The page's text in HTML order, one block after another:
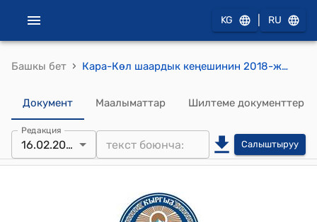
KG RU
Башкы бет › Кара-Көл шаардык кеңешинин 2018-жылдын 16-февралындагы № 71/14-7 «Кара-Көл шаардык кеңешинин 18.01.2018-жылдагы № 62/13-7 токтому менен бекитилген Кара-Көл шаардык кеңешинин 2018 -жылга карата иш планына өзгөртүү киргизүү жөнүндө» токтому
Документ Маалыматтар Шилтеме документтер
Редакция
16.02.2018 Салыштыруу